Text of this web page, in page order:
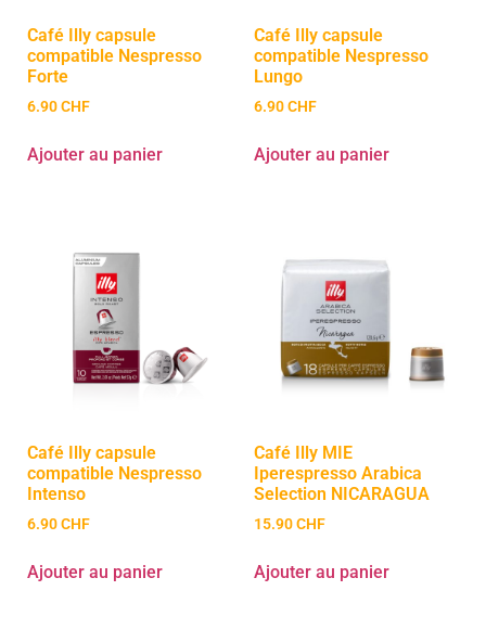
Café Illy capsule
compatible Nespresso
Forte
6.90CHF
Ajouter au panier
Café Illy capsule
compatible Nespresso
Lungo
6.90CHF
Ajouter au panier
Café Illy capsule
compatible Nespresso
Intenso
6.90CHF
Ajouter au panier
Café Illy MIE
Iperespresso Arabica
Selection NICARAGUA
15.90CHF
Ajouter au panier